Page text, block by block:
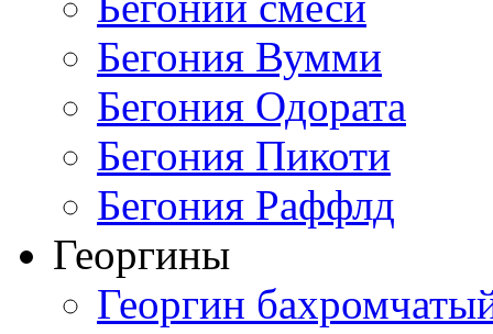
Бегония Вумми
Бегония Одората
Бегония Пикоти
Бегония Раффлд
Георгины
Георгин